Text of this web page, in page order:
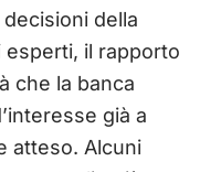
della
esperti, il rapporto
che la banca
già a
atteso. Alcuni